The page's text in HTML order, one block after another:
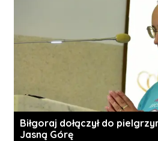
Biłgoraj dołączył do
Jasną Górę